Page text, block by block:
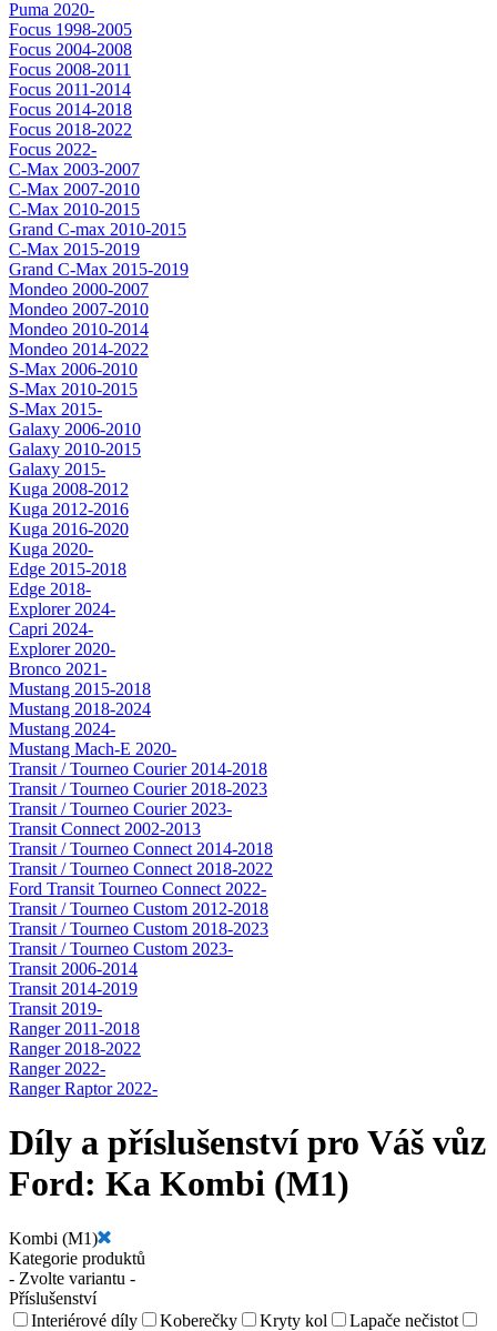
Puma 2020-
Focus 1998-2005
Focus 2004-2008
Focus 2008-2011
Focus 2011-2014
Focus 2014-2018
Focus 2018-2022
Focus 2022-
C-Max 2003-2007
C-Max 2007-2010
C-Max 2010-2015
Grand C-max 2010-2015
C-Max 2015-2019
Grand C-Max 2015-2019
Mondeo 2000-2007
Mondeo 2007-2010
Mondeo 2010-2014
Mondeo 2014-2022
S-Max 2006-2010
S-Max 2010-2015
S-Max 2015-
Galaxy 2006-2010
Galaxy 2010-2015
Galaxy 2015-
Kuga 2008-2012
Kuga 2012-2016
Kuga 2016-2020
Kuga 2020-
Edge 2015-2018
Edge 2018-
Explorer 2024-
Capri 2024-
Explorer 2020-
Bronco 2021-
Mustang 2015-2018
Mustang 2018-2024
Mustang 2024-
Mustang Mach-E 2020-
Transit / Tourneo Courier 2014-2018
Transit / Tourneo Courier 2018-2023
Transit / Tourneo Courier 2023-
Transit Connect 2002-2013
Transit / Tourneo Connect 2014-2018
Transit / Tourneo Connect 2018-2022
Ford Transit Tourneo Connect 2022-
Transit / Tourneo Custom 2012-2018
Transit / Tourneo Custom 2018-2023
Transit / Tourneo Custom 2023-
Transit 2006-2014
Transit 2014-2019
Transit 2019-
Ranger 2011-2018
Ranger 2018-2022
Ranger 2022-
Ranger Raptor 2022-
Díly a příslušenství pro Váš vůz
Ford: Ka Kombi (M1)
Kombi (M1)
Kategorie produktů
- Zvolte variantu -
Příslušenství
Interiérové díly
Koberečky Kryty kol
Lapače nečistot